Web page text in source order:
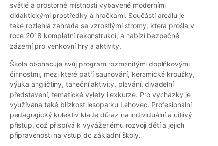
světlé a prostorné místnosti vybavené moderními
didaktickými prostředky a hračkami. Součástí areálu je
také rozlehlá zahrada se vzrostlými stromy, která prošla v
roce 2018 kompletní rekonstrukcí, a nabízí bezpečné
zázemí pro venkovní hry a aktivity.
Škola obohacuje svůj program rozmanitými doplňkovými
činnostmi, mezi které patří saunování, keramické kroužky,
výuka angličtiny, taneční aktivity, plavání, divadelní
představení, tematické výlety i exkurze. Pro vycházky je
využívána také blízkost lesoparku Lehovec. Profesionální
pedagogický kolektiv klade důraz na individuální a citlivý
přístup, což přispívá k vyváženému rozvoji dětí a jejich
připravenosti na vstup do základní školy.